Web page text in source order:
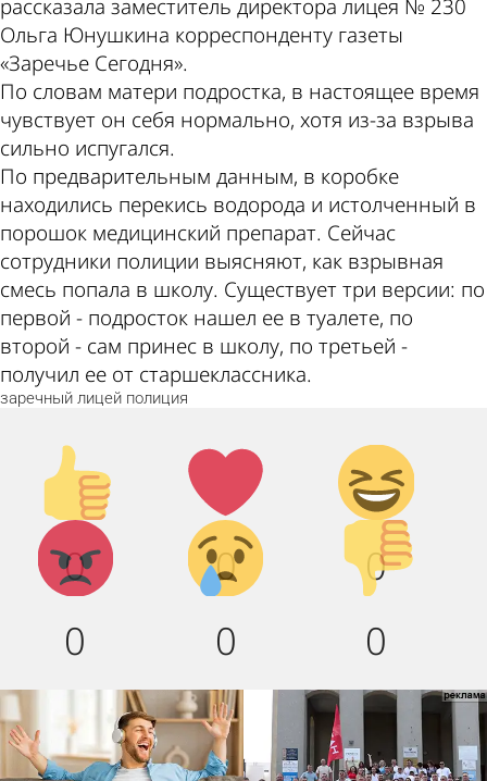
рассказала заместитель директора лицея № 230
Ольга Юнушкина корреспонденту газеты
«Заречье Сегодня».
По словам матери подростка, в настоящее время
чувствует он себя нормально, хотя из-за взрыва
сильно испугался.
По предварительным данным, в коробке
находились перекись водорода и истолченный в
порошок медицинский препарат. Сейчас
сотрудники полиции выясняют, как взрывная
смесь попала в школу. Существует три версии: по
первой - подросток нашел ее в туалете, по
второй - сам принес в школу, по третьей -
получил ее от старшеклассника.
заречный лицей полиция
Палец
вверх!
0
Лайк!
0
Дикий
смех!
0
Агрессия!
0
Грусть :
(
0
Палец
вниз!
0